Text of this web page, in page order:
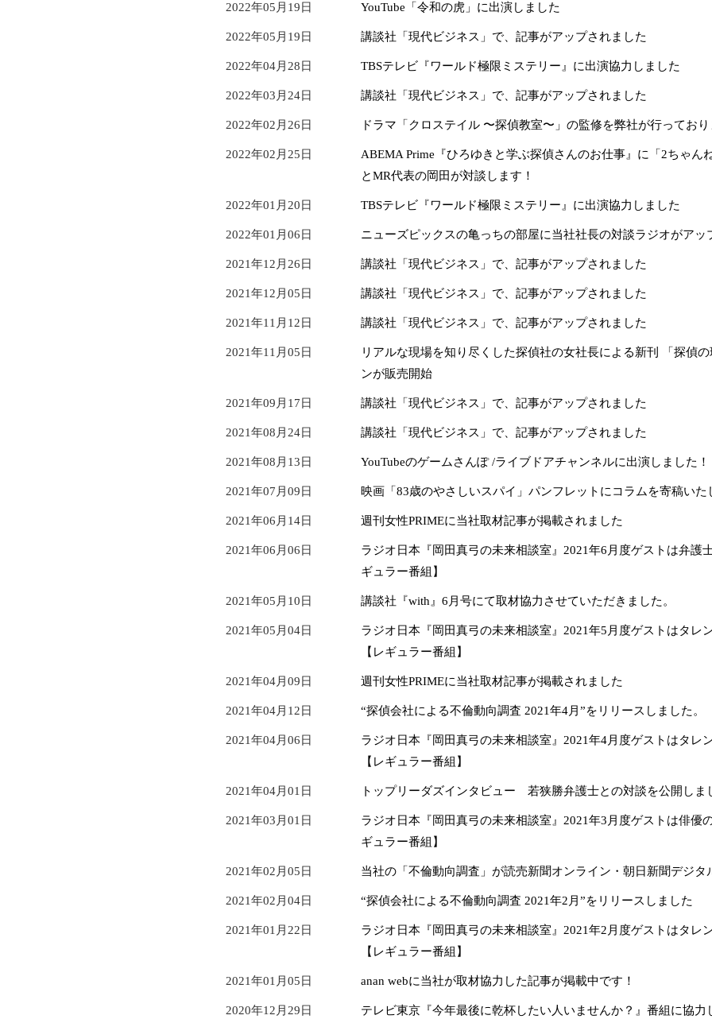
2022年05月19日 YouTube「令和の虎」に出演しました
2022年05月19日 講談社「現代ビジネス」で、記事がアップされました
2022年04月28日 TBSテレビ『ワールド極限ミステリー』に出演協力しました
2022年03月24日 講談社「現代ビジネス」で、記事がアップされました
2022年02月26日 ドラマ「クロステイル 〜探偵教室〜」の監修を弊社が行っており
2022年02月25日
ABEMA Prime『ひろゆきと学ぶ探偵さんのお仕事』に「2ちゃん
とMR代表の岡田が対談します！
2022年01月20日 TBSテレビ『ワールド極限ミステリー』に出演協力しました
2022年01月06日 ニューズピックスの亀っちの部屋に当社社長の対談ラジオがアッ
2021年12月26日 講談社「現代ビジネス」で、記事がアップされました
2021年12月05日 講談社「現代ビジネス」で、記事がアップされました
2021年11月12日 講談社「現代ビジネス」で、記事がアップされました
2021年11月05日
リアルな現場を知り尽くした探偵社の女社長による新刊 「探偵
ンが販売開始
2021年09月17日 講談社「現代ビジネス」で、記事がアップされました
2021年08月24日 講談社「現代ビジネス」で、記事がアップされました
2021年08月13日 YouTubeのゲームさんぽ /ライブドアチャンネルに出演しました！
2021年07月09日 映画「83歳のやさしいスパイ」パンフレットにコラムを寄稿いた
2021年06月14日 週刊女性PRIMEに当社取材記事が掲載されました
2021年06月06日
ラジオ日本『岡田真弓の未来相談室』2021年6月度ゲストは弁護
ギュラー番組】
2021年05月10日 講談社『with』6月号にて取材協力させていただきました。
2021年05月04日
ラジオ日本『岡田真弓の未来相談室』2021年5月度ゲストはタレ
【レギュラー番組】
2021年04月09日 週刊女性PRIMEに当社取材記事が掲載されました
2021年04月12日 “探偵会社による不倫動向調査 2021年4月”をリリースしました。
2021年04月06日
ラジオ日本『岡田真弓の未来相談室』2021年4月度ゲストはタレ
【レギュラー番組】
2021年04月01日 トップリーダズインタビュー 若狭勝弁護士との対談を公開しま
2021年03月01日
ラジオ日本『岡田真弓の未来相談室』2021年3月度ゲストは俳優
ギュラー番組】
2021年02月05日 当社の「不倫動向調査」が読売新聞オンライン・朝日新聞デジタ
2021年02月04日 “探偵会社による不倫動向調査 2021年2月”をリリースしました
2021年01月22日
ラジオ日本『岡田真弓の未来相談室』2021年2月度ゲストはタレ
【レギュラー番組】
2021年01月05日 anan webに当社が取材協力した記事が掲載中です！
2020年12月29日 テレビ東京『今年最後に乾杯したい人いませんか？』番組に協力